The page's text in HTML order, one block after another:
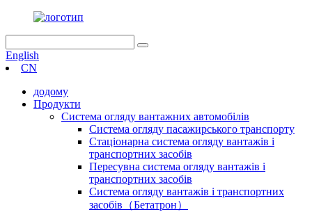
English
CN
додому
Продукти
Система огляду вантажних автомобілів
Система огляду пасажирського транспорту
Стаціонарна система огляду вантажів і
транспортних засобів
Пересувна система огляду вантажів і
транспортних засобів
Система огляду вантажів і транспортних
засобів（Бетатрон）